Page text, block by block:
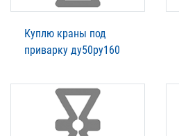
Куплю краны под
приварку ду50ру160